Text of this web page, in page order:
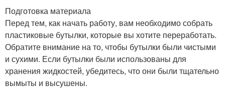
Подготовка материала
Перед тем, как начать работу, вам необходимо собрать
пластиковые бутылки, которые вы хотите переработать.
Обратите внимание на то, чтобы бутылки были чистыми
и сухими. Если бутылки были использованы для
хранения жидкостей, убедитесь, что они были тщательно
вымыты и высушены.